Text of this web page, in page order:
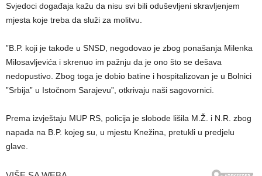
Svjedoci događaja kažu da nisu svi bili oduševljeni skravljenjem
mjesta koje treba da služi za molitvu.
”B.P. koji je takođe u SNSD, negodovao je zbog ponašanja Milenka
Milosavljevića i skrenuo im pažnju da je ono što se dešava
nedopustivo. Zbog toga je dobio batine i hospitalizovan je u Bolnici
”Srbija” u Istočnom Sarajevu”, otkrivaju naši sagovornici.
Prema izvještaju MUP RS, policija je slobode lišila M.Ž. i N.R. zbog
napada na B.P. kojeg su, u mjestu Knežina, pretukli u predjelu
glave.